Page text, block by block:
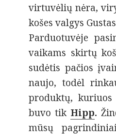
virtuvėlių nėra,
košes valgys
Parduotuvėje
vaikams skirtų
sudėtis pačios
naujo, todėl
produktų, kuriuos
buvo tik Hipp.
mūsų